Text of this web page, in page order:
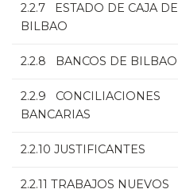
2.2.7 ESTADO DE CAJA DE
BILBAO
2.2.8 BANCOS DE BILBAO
2.2.9 CONCILIACIONES
BANCARIAS
2.2.10 JUSTIFICANTES
2.2.11 TRABAJOS NUEVOS